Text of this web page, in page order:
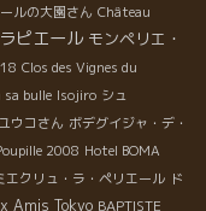
ルの大園さん Château
ピエール モンペリエ・
Clos des Vignes du
sa bulle Isojiro シュ
ウコさん ボデグイジャ・デ・
2008 Hotel BOMA
エクリュ・ラ・ペリエール ド
Amis Tokyo BAPTISTE